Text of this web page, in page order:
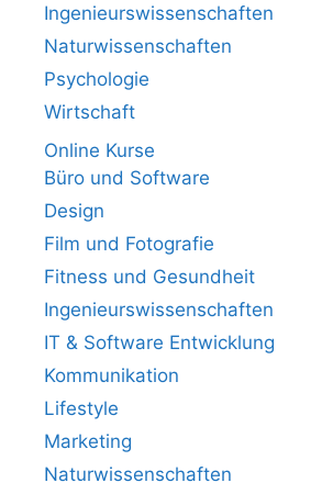
Ingenieurswissenschaften
Naturwissenschaften
Psychologie
Wirtschaft
Online Kurse
Büro und Software
Design
Film und Fotografie
Fitness und Gesundheit
Ingenieurswissenschaften
IT & Software Entwicklung
Kommunikation
Lifestyle
Marketing
Naturwissenschaften